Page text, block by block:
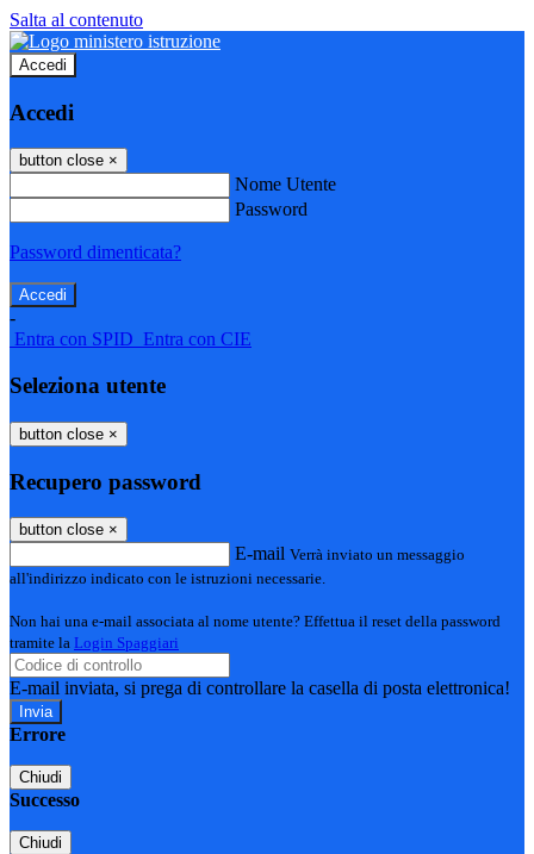
Salta al contenuto
Accedi
Accedi
button close ×
Nome Utente
Password
Password dimenticata?
-
Entra con SPID Entra con CIE
Seleziona utente
button close ×
Recupero password
button close ×
E-mail Verrà inviato un messaggio
all'indirizzo indicato con le istruzioni necessarie.
Non hai una e-mail associata al nome utente? Effettua il reset della password
tramite la Login Spaggiari
E-mail inviata, si prega di controllare la casella di posta elettronica!
Errore
Chiudi
Successo
Chiudi